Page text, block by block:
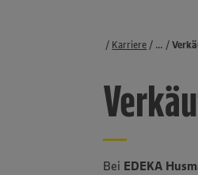
Faires Gehalt
Diversität
Karriere ...
Bei EDEKA